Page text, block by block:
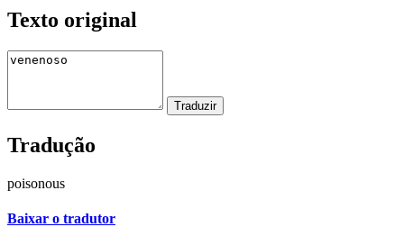
Texto original
Tradução
poisonous
Baixar o tradutor